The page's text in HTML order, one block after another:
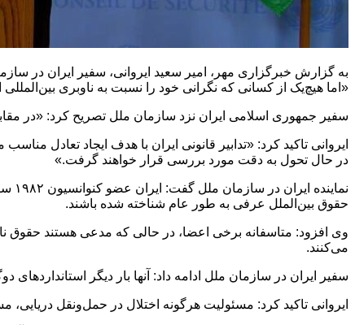
به گزارش خبرگزاری مهر، امیر سعید ایروانی، سفیر ایران در
«اما هیچ‌یک از کسانی که نگرانی خود را نسبت به ناوبری
سفیر جمهوری اسلامی ایران نزد سازمان ملل تصریح کرد: «در
ایروانی تاکید کرد: «تدابیر قانونی ایران با هدف ایجاد تعادل
در حال تحول به دقت مورد بررسی قرار خواهند گرفت.»
حقوق بین‌الملل عرفی به طور عام شناخته شده باشند.
وی افزود: متاسفانه برخی اعضا، در حالی که مدعی‌ هستند حقوق
می‌کنند.
سفیر ایران در سازمان ملل ادامه داد: آنها بار دیگر
ایروانی تاکید کرد: مسئولیت هرگونه اختلال در حمل‌ونقل